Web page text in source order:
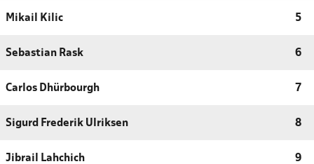
Mikail Kilic 5
Sebastian Rask 6
Carlos Dhürbourgh 7
Sigurd Frederik Ulriksen 8
Jibrail Lahchich 9